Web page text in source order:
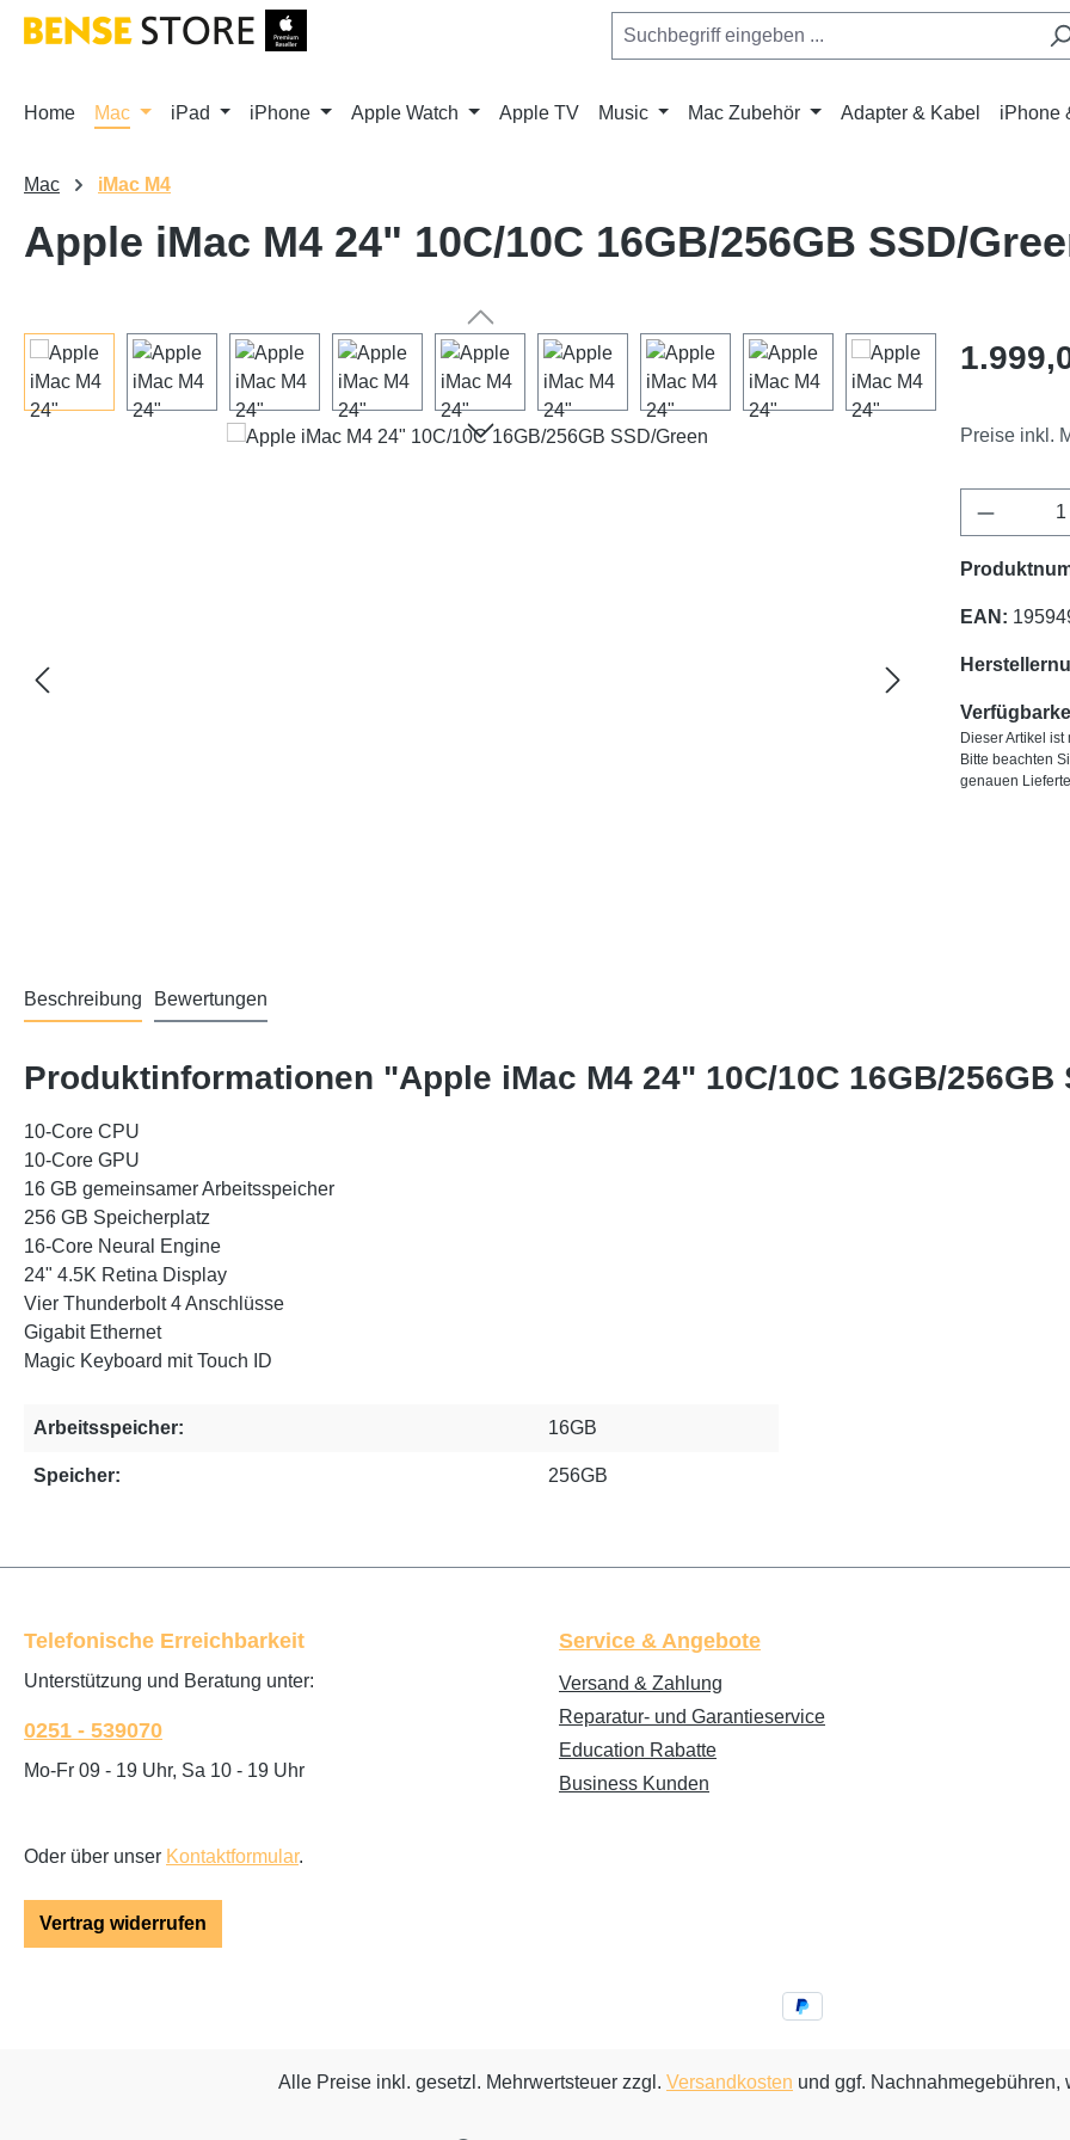
Hauptinhalt springen
Zur Suche springen
Zur Hauptnavigation springen
Home Mac iPad iPhone Apple Watch Apple TV Music Mac Zubehör Adapter & Kabel iPhone
Mac iMac M4
Apple iMac M4 24" 10C/10C 16GB/256GB SSD/
Bildergalerie überspringen Regulärer
Preise inkl.
EAN:
Dieser Artikel
Bitte beachten
genauen
Beschreibung Bewertungen
Produktinformationen "Apple iMac M4 24" 10C/10C 16GB/256GB
10‑Core CPU
10-Core GPU
16 GB gemeinsamer Arbeitsspeicher
256 GB Speicherplatz
16-Core Neural Engine
24" 4.5K Retina Display
Vier Thunderbolt 4 Anschlüsse
Gigabit Ethernet
Magic Keyboard mit Touch ID
Arbeitsspeicher: 16GB
Speicher: 256GB
Telefonische Erreichbarkeit
Unterstützung und Beratung unter:
0251 - 539070
Mo-Fr 09 - 19 Uhr, Sa 10 - 19 Uhr
Oder über unser Kontaktformular.
Vertrag widerrufen
Service & Angebote
Versand & Zahlung
Reparatur- und Garantieservice
Education Rabatte
Business Kunden
Alle Preise inkl. gesetzl. Mehrwertsteuer zzgl. Versandkosten und ggf.